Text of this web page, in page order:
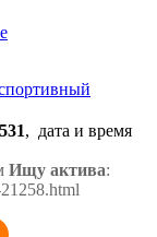
531, дата и время
Ищу актива: